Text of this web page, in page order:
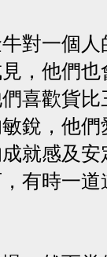
對一個
，他們
喜歡貨
銳，他
就感及
有時一